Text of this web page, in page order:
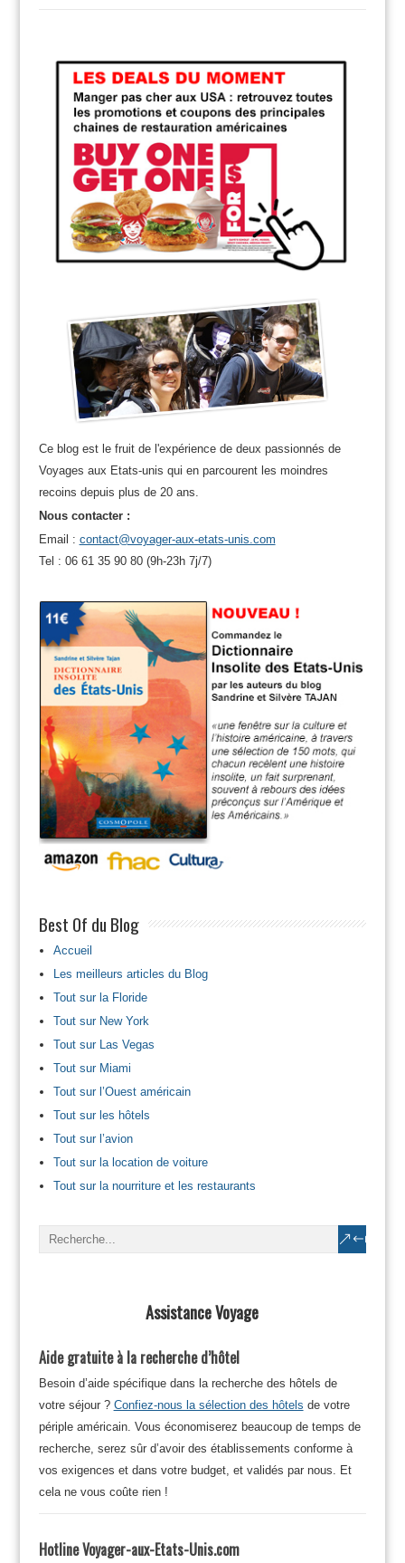
Ce blog est le fruit de l'expérience de deux passionnés de
Voyages aux Etats-unis qui en parcourent les moindres
recoins depuis plus de 20 ans.
Nous contacter :
Email : contact@voyager-aux-etats-unis.com
Tel : 06 61 35 90 80 (9h-23h 7j/7)
Best Of du Blog
Accueil
Les meilleurs articles du Blog
Tout sur la Floride
Tout sur New York
Tout sur Las Vegas
Tout sur Miami
Tout sur l’Ouest américain
Tout sur les hôtels
Tout sur l’avion
Tout sur la location de voiture
Tout sur la nourriture et les restaurants
Assistance Voyage
Aide gratuite à la recherche d’hôtel
Besoin d’aide spécifique dans la recherche des hôtels de
votre séjour ? Confiez-nous la sélection des hôtels de votre
périple américain. Vous économiserez beaucoup de temps de
recherche, serez sûr d’avoir des établissements conforme à
vos exigences et dans votre budget, et validés par nous. Et
cela ne vous coûte rien !
Hotline Voyager-aux-Etats-Unis.com